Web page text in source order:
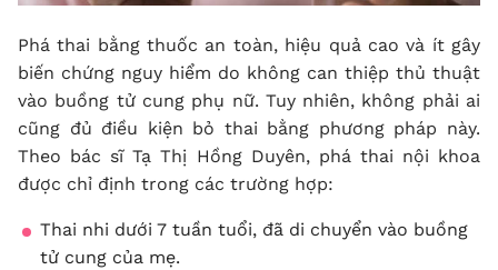
Phá thai bằng thuốc an toàn, hiệu quả cao và ít gây
biến chứng nguy hiểm do không can thiệp thủ thuật
vào buồng tử cung phụ nữ. Tuy nhiên, không phải ai
cũng đủ điều kiện bỏ thai bằng phương pháp này.
Theo bác sĩ Tạ Thị Hồng Duyên, phá thai nội khoa
được chỉ định trong các trường hợp:
Thai nhi dưới 7 tuần tuổi, đã di chuyển vào buồng
tử cung của mẹ.